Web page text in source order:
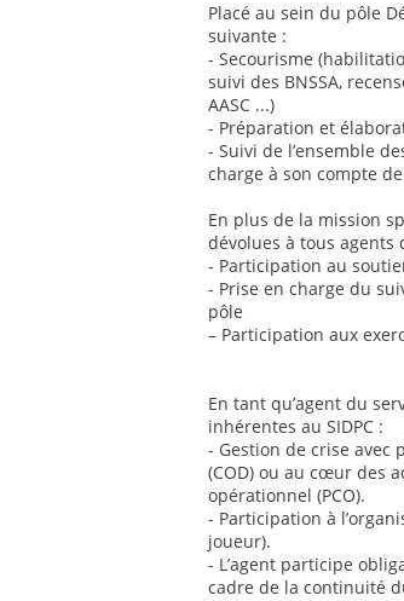
Placé au sein du pôle
suivante :
- Secourisme
suivi des BNSSA,
AASC ...)
- Préparation et
- Suivi de l’ensemble
charge à son compte
En plus de la mission
dévolues à tous agents
- Participation au
- Prise en charge du
pôle
– Participation aux
En tant qu’agent du
inhérentes au SIDPC :
- Gestion de crise
(COD) ou au cœur des
opérationnel (PCO).
- Participation à
joueur).
- L’agent participe
cadre de la continuité